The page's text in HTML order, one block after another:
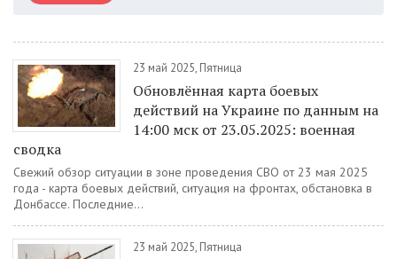
23 май 2025, Пятница
Обновлённая карта боевых
действий на Украине по данным на
14:00 мск от 23.05.2025: военная
сводка
Свежий обзор ситуации в зоне проведения СВО от 23 мая 2025
года - карта боевых действий, ситуация на фронтах, обстановка в
Донбассе. Последние...
23 май 2025, Пятница